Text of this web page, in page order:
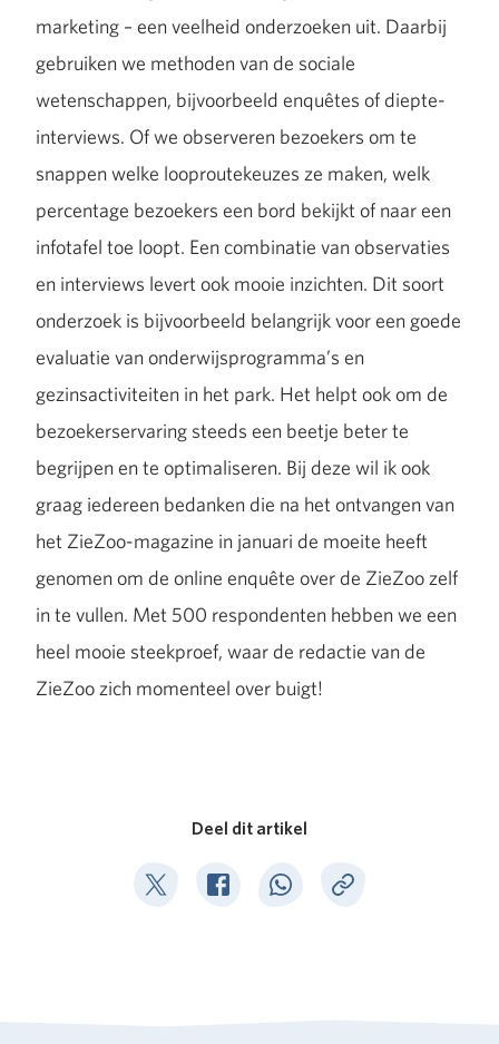
marketing – een veelheid onderzoeken uit. Daarbij
gebruiken we methoden van de sociale
wetenschappen, bijvoorbeeld enquêtes of diepte-
interviews. Of we observeren bezoekers om te
snappen welke looproutekeuzes ze maken, welk
percentage bezoekers een bord bekijkt of naar een
infotafel toe loopt. Een combinatie van observaties
en interviews levert ook mooie inzichten. Dit soort
onderzoek is bijvoorbeeld belangrijk voor een goede
evaluatie van onderwijsprogramma’s en
gezinsactiviteiten in het park. Het helpt ook om de
bezoekerservaring steeds een beetje beter te
begrijpen en te optimaliseren. Bij deze wil ik ook
graag iedereen bedanken die na het ontvangen van
het ZieZoo-magazine in januari de moeite heeft
genomen om de online enquête over de ZieZoo zelf
in te vullen. Met 500 respondenten hebben we een
heel mooie steekproef, waar de redactie van de
ZieZoo zich momenteel over buigt!
Deel dit artikel
Deel op TwitterDeel op Facebook
Deel op WhatsApp
Kopieer link